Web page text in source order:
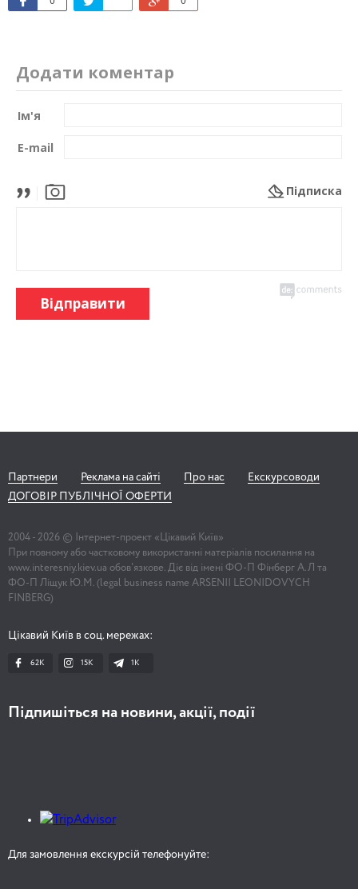
Додати коментар
Ім'я
E-mail
Підписка
Відправити
Партнери Реклама на сайті Про нас
Екскурсоводи
ДОГОВІР ПУБЛІЧНОЇ ОФЕРТИ
2004 - 2026 © Інтернет-проект «Цікавий Київ»
При повному або частковому використанні матеріалів посилання на
www.interesniy.kiev.ua обов'язкове. Діє від імені ФО-П Фінберг А.Л та
ФО-П Ліщук Ю.М. (legal business name ARSENII LEONIDOVYCH
FINBERG)
Цікавий Київ в соц. мережах:
62K 15K 1К
Підпишіться на новини, акції, події
Для замовлення екскурсій телефонуйте: